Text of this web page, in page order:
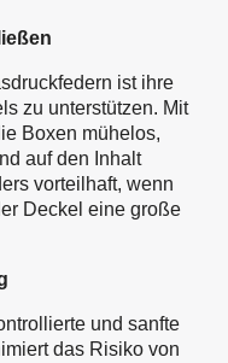
ist ihre
zu unterstützen. Mit
Boxen mühelos,
auf den Inhalt
vorteilhaft, wenn
Deckel eine große
und sanfte
das Risiko von